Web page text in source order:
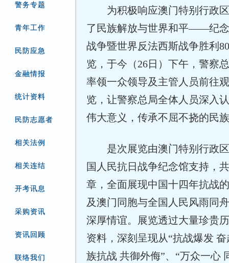
警务专题
青年工作
民防应急
金融情报
统计资料
民防志愿者
相关法例
相关连结
开考讯息
采购资讯
资讯回顾
联络我们
为积极响应澳门特别行政
了民族解放与世界和平——纪
战争暨世界反法西斯战争胜利
览，于今（26日）下午，警察
率领一众领导及主管人员前往
览，让警察总局全体人员深入
伟大意义，传承不屈不挠的民
是次展览由澳门特别行政
国人民抗日战争纪念馆支持，
章，全面展现中国十四年抗战
及澳门同胞与全国人民风雨同
深厚情谊。展览透过大量珍贵
资料，深刻呈现从“抗战爆发
族抗战 共御外侮”、“万众一心